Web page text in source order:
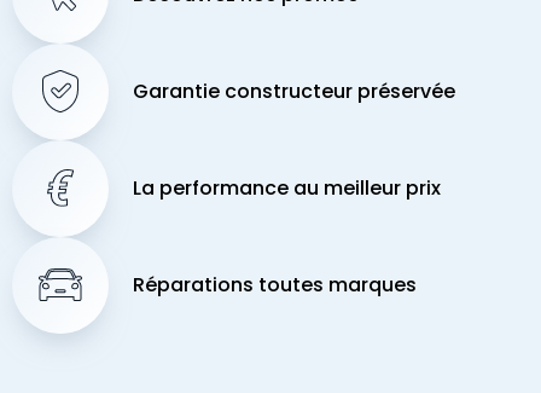
Garantie constructeur préservée
La performance au meilleur prix
Réparations toutes marques